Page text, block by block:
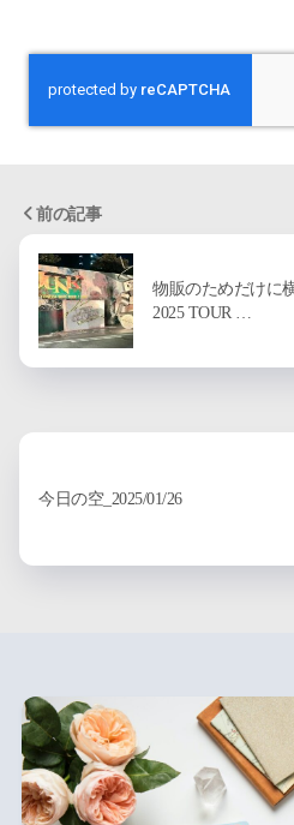
前の記事
物販のためだけに
2025 TOUR …
今日の空_2025/01/26